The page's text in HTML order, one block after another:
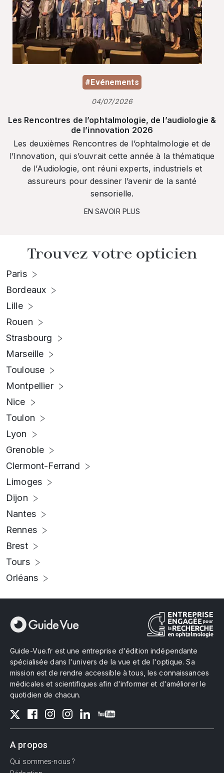
#Evénements
04/07/2026
Les Rencontres de l’ophtalmologie, de l’audiologie &
de l’innovation 2026
Les deuxièmes Rencontres de l’ophtalmologie et de
l’Innovation, qui s’ouvrait cette année à la thématique
de l’Audiologie, ont réuni experts, industriels et
assureurs pour dessiner l’avenir de la santé
sensorielle.
EN SAVOIR PLUS
Trouvez votre opticien
Paris
Bordeaux
Lille
Rouen
Strasbourg
Marseille
Toulouse
Montpellier
Nice
Toulon
Lyon
Grenoble
Clermont-Ferrand
Limoges
Dijon
Nantes
Rennes
Brest
Tours
Orléans
Guide-Vue.fr est une entreprise d'édition indépendante
spécialisée dans l'univers de la vue et de l'optique. Sa
mission est de rendre accessible à tous, les connaissances
médicales et scientifiques afin d'informer et d'améliorer le
quotidien de chacun.
A propos
Qui sommes-nous ?